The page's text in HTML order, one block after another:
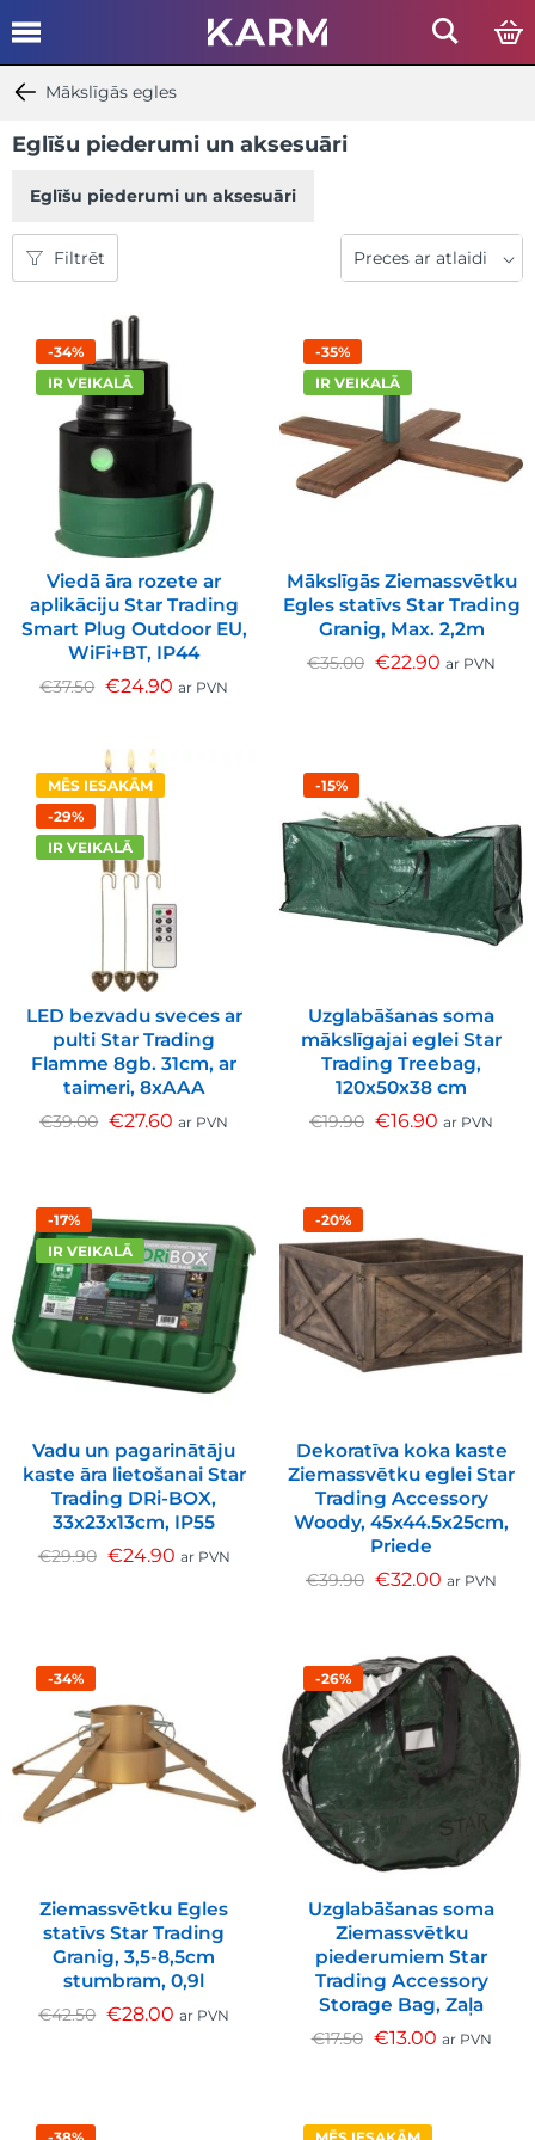
Mākslīgās egles
Eglīšu piederumi un aksesuāri
Eglīšu piederumi un aksesuāri
Filtrēt
-34%
IR VEIKALĀ
Viedā āra rozete ar
aplikāciju Star Trading
Smart Plug Outdoor EU,
WiFi+BT, IP44
€37.50 €24.90 ar PVN
-35%
IR VEIKALĀ
Mākslīgās Ziemassvētku
Egles statīvs Star Trading
Granig, Max. 2,2m
€35.00 €22.90 ar PVN
MĒS IESAKĀM
-29%
IR VEIKALĀ
LED bezvadu sveces ar
pulti Star Trading
Flamme 8gb. 31cm, ar
taimeri, 8xAAA
€39.00 €27.60 ar PVN
-15%
Uzglabāšanas soma
mākslīgajai eglei Star
Trading Treebag,
120x50x38 cm
€19.90 €16.90 ar PVN
-17%
IR VEIKALĀ
Vadu un pagarinātāju
kaste āra lietošanai Star
Trading DRi-BOX,
33x23x13cm, IP55
€29.90 €24.90 ar PVN
-20%
Dekoratīva koka kaste
Ziemassvētku eglei Star
Trading Accessory
Woody, 45x44.5x25cm,
Priede
€39.90 €32.00 ar PVN
-34%
Ziemassvētku Egles
statīvs Star Trading
Granig, 3,5-8,5cm
stumbram, 0,9l
€42.50 €28.00 ar PVN
-26%
Uzglabāšanas soma
Ziemassvētku
piederumiem Star
Trading Accessory
Storage Bag, Zaļa
€17.50 €13.00 ar PVN